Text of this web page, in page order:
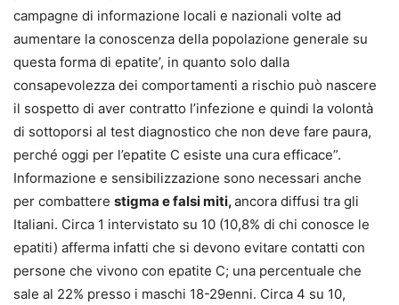
campagne di informazione locali e nazionali volte ad
aumentare la conoscenza della popolazione generale su
questa forma di epatite’, in quanto solo dalla
consapevolezza dei comportamenti a rischio può nascere
il sospetto di aver contratto l’infezione e quindi la volontà
di sottoporsi al test diagnostico che non deve fare paura,
perché oggi per l’epatite C esiste una cura efficace”.
Informazione e sensibilizzazione sono necessari anche
per combattere stigma e falsi miti,ancora diffusi tra gli
Italiani. Circa 1 intervistato su 10 (10,8% di chi conosce le
epatiti) afferma infatti che si devono evitare contatti con
persone che vivono con epatite C; una percentuale che
sale al 22% presso i maschi 18-29enni. Circa 4 su 10,